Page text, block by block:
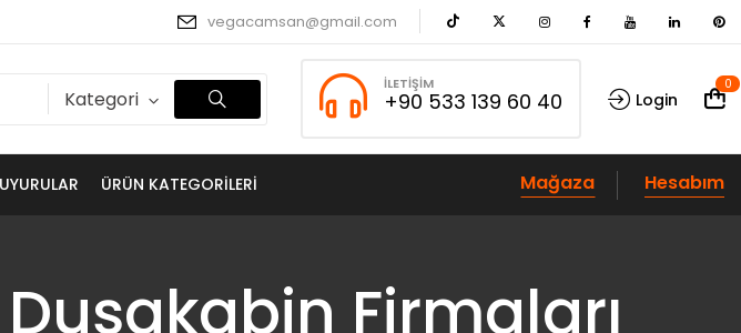
vegacamsan@gmail.com
Kategori
İLETIŞIM
+90 533 139 60 40 Login
0
ÜRÜN KATEGORILERI Mağaza Hesabım
Firmaları